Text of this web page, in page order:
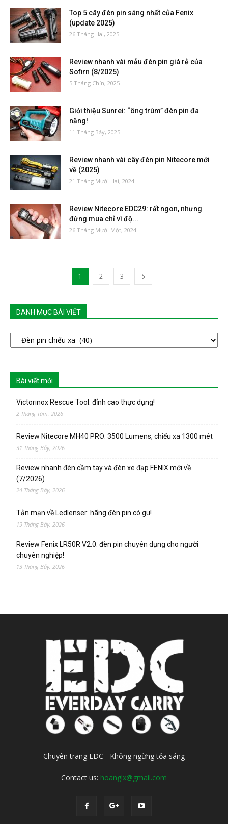
Top 5 cây đèn pin sáng nhất của Fenix
(update 2025)
26 Tháng Hai, 2025
Review nhanh vài mẫu đèn pin giá rẻ của
Sofirn (8/2025)
5 Tháng Chín, 2025
Giới thiệu Sunrei: “ông trùm” đèn pin đa
năng!
11 Tháng Bảy, 2025
Review nhanh vài cây đèn pin Nitecore mới
về (2025)
21 Tháng Mười Hai, 2024
Review Nitecore EDC29: rất ngon, nhưng
đừng mua chỉ vì độ...
26 Tháng Mười Một, 2024
1 2 3
DANH MỤC BÀI VIẾT
DANH
MỤC
Bài viết mới
Victorinox Rescue Tool: đỉnh cao thực dụng!
2 Tháng Tám, 2026
Review Nitecore MH40 PRO: 3500 Lumens, chiếu xa 1300 mét
31 Tháng Bảy, 2026
Review nhanh đèn cầm tay và đèn xe đạp FENIX mới về
(7/2026)
24 Tháng Bảy, 2026
Tản mạn về Ledlenser: hãng đèn pin có gu!
19 Tháng Bảy, 2026
Review Fenix LR50R V2.0: đèn pin chuyên dụng cho người
chuyên nghiệp!
13 Tháng Bảy, 2026
Chuyên trang EDC - Không ngừng tỏa sáng
Contact us: hoanglx@gmail.com